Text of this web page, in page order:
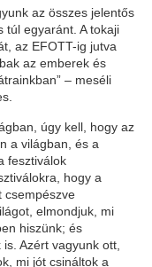
az összes jelentős
túl egyaránt. A tokaji
az EFOTT-ig jutva
az emberek és
– meséli
úgy kell, hogy az
a világban, és a
fesztiválok
hogy a
csempészve
elmondjuk, mi
hiszünk; és
Azért vagyunk ott,
mi jót csináltok a